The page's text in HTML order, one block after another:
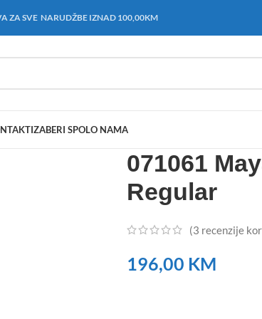
ZA SVE NARUDŽBE IZNAD 100,00KM
IZABERI SPOLO NAMA
071061
Regular
(3 recenzije
196,00 KM